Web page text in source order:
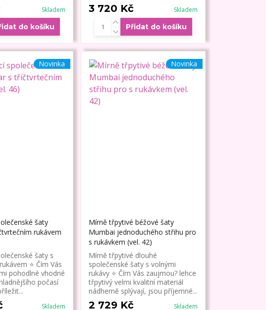
Skladem
do košíku
3 720 Kč Skladem
Přidat do košíku
Novinka
šaty
rukávem
šaty s
⭐ Čím Vás
pohodlné vhodné
počasí
Skladem
Novinka
Mírně třpytivé béžové šaty
Mumbai jednoduchého střihu pro
s rukávkem (vel. 42)
Mírně třpytivé dlouhé
společenské šaty s volnými
rukávy ⭐ Čím Vás zaujmou? lehce
třpytivý velmi kvalitní materiál
nádherně splývají, jsou příjemné...
2 729 Kč Skladem